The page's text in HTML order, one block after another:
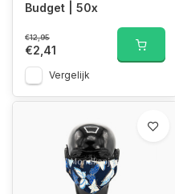
Budget | 50x
€12,95
€2,41
Vergelijk